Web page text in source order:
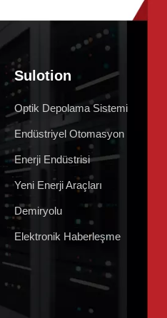
Sulotion
Optik Depolama Sistemi
Endüstriyel Otomasyon
Enerji Endüstrisi
Yeni Enerji Araçları
Demiryolu
Elektronik Haberleşme